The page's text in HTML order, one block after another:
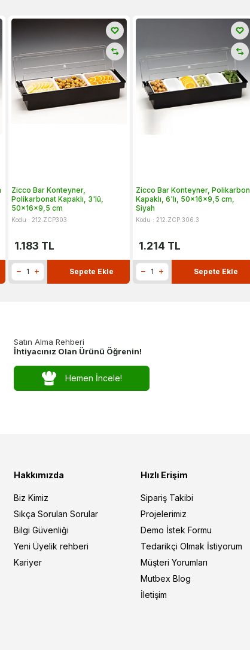
Zicco Bar Konteyner,
Polikarbonat Kapaklı, 3'lü,
50x16x9,5 cm
Kodu : 212.ZCP303
1.183 TL
Sepete Ekle
Zicco Bar Konteyner, Polikarbon
Kapaklı, 6'lı, 50x16x9,5 cm,
Siyah
Kodu : 212.ZCP.306.3
1.214 TL
Sepete Ekle
Satın Alma Rehberi
İhtiyacınız Olan Ürünü Öğrenin!
Hemen İncele!
Hakkımızda
Biz Kimiz
Sıkça Sorulan Sorular
Bilgi Güvenliği
Yeni Üyelik rehberi
Kariyer
Hızlı Erişim
Sipariş Takibi
Projelerimiz
Demo İstek Formu
Tedarikçi Olmak İstiyorum
Müşteri Yorumları
Mutbex Blog
İletişim